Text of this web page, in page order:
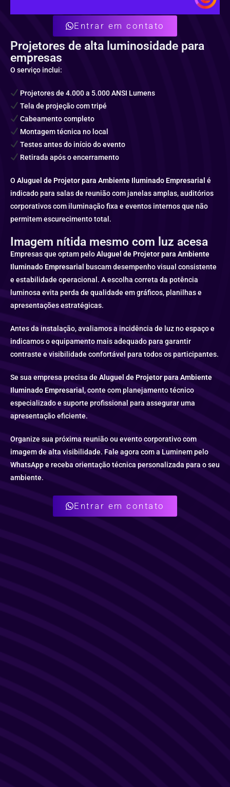
Entrar em contato
Projetores de alta luminosidade para
empresas
O serviço inclui:
Projetores de 4.000 a 5.000 ANSI Lumens
Tela de projeção com tripé
Cabeamento completo
Montagem técnica no local
Testes antes do início do evento
Retirada após o encerramento
O Aluguel de Projetor para Ambiente Iluminado Empresarial é
indicado para salas de reunião com janelas amplas, auditórios
corporativos com iluminação fixa e eventos internos que não
permitem escurecimento total.
Imagem nítida mesmo com luz acesa
Empresas que optam peloAluguel de Projetor para Ambiente
Iluminado Empresarial buscam desempenho visual consistente
e estabilidade operacional. A escolha correta da potência
luminosa evita perda de qualidade em gráficos, planilhas e
apresentações estratégicas.
Antes da instalação, avaliamos a incidência de luz no espaço e
indicamos o equipamento mais adequado para garantir
contraste e visibilidade confortável para todos os participantes.
Se sua empresa precisa de Aluguel de Projetor para Ambiente
Iluminado Empresarial, conte com planejamento técnico
especializado e suporte profissional para assegurar uma
apresentação eficiente.
Organize sua próxima reunião ou evento corporativo com
imagem de alta visibilidade. Fale agora com a Luminem pelo
WhatsApp e receba orientação técnica personalizada para o seu
ambiente.
Entrar em contato